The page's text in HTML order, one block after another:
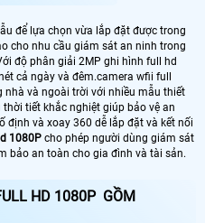
để lựa chọn vừa lắp đặt được trong
cho nhu cầu giám sát an ninh trong
độ phân giải 2MP ghi hình full hd
cả ngày và đêm.camera wfii full
và ngoài trời với nhiều mẫu thiết
tiết khắc nghiệt giúp bảo vệ an
định và xoay 360 dễ lắp đặt và kết nối
1080P cho phép người dùng giám sát
bảo an toàn cho gia đình và tài sản.
HD 1080P GỒM